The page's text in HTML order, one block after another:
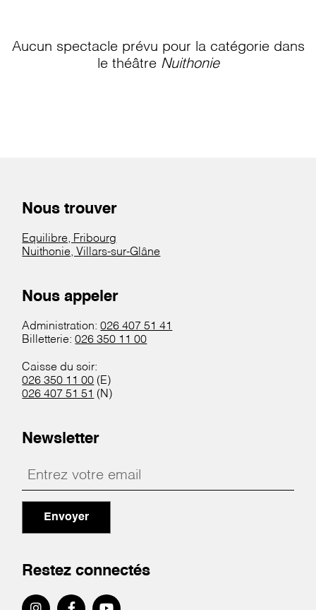
Aucun spectacle prévu pour la catégorie dans
le théâtre Nuithonie
Nous trouver
Equilibre, Fribourg
Nuithonie, Villars-sur-Glâne
Nous appeler
Administration:026 407 51 41
Billetterie:026 350 11 00
Caisse du soir:
026 350 11 00 (E)
026 407 51 51 (N)
Newsletter
Envoyer
Restez connectés